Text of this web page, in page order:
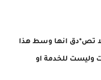
لا تص*دق انها وسط هذا
وليست للخدمة او